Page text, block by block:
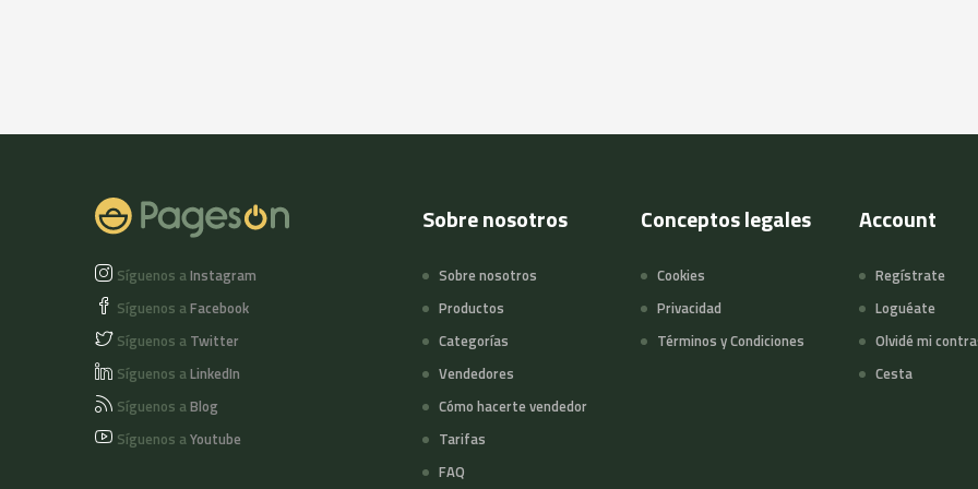
Síguenos aInstagram
Síguenos aFacebook
Síguenos a Twitter
Síguenos aLinkedIn
Síguenos aBlog
Síguenos aYoutube
Sobre nosotros
Sobre nosotros
Productos
Categorías
Vendedores
Cómo hacerte vendedor
Tarifas
FAQ
Conceptos legales
Cookies
Privacidad
Términos y Condiciones
Account
Regístrate
Loguéate
Olvidé mi
Cesta